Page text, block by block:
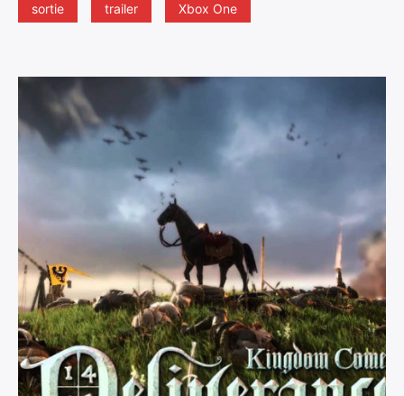
sortie
trailer Xbox One